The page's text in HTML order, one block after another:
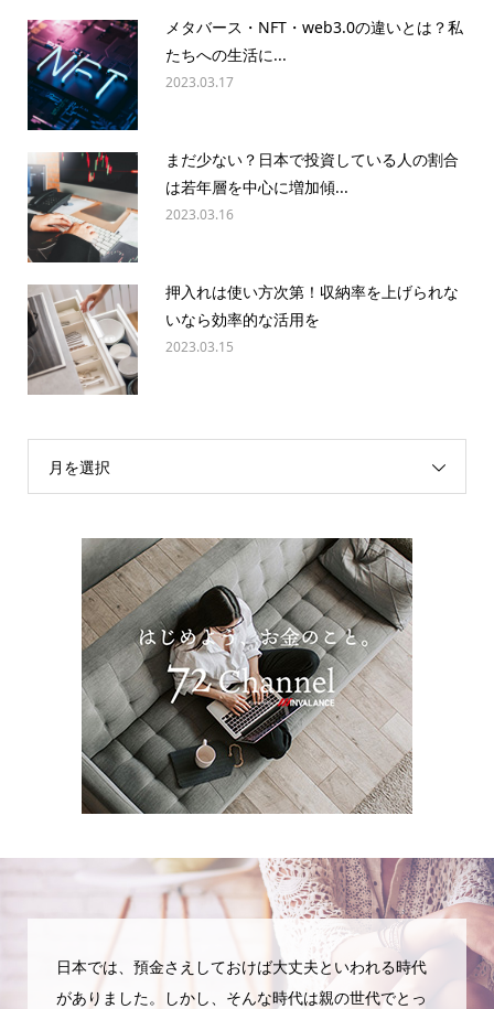
メタバース・NFT・web3.0の違いとは？私
たちへの生活に...
2023.03.17
まだ少ない？日本で投資している人の割合
は若年層を中心に増加傾...
2023.03.16
押入れは使い方次第！収納率を上げられな
いなら効率的な活用を
2023.03.15
月を選択
日本では、預金さえしておけば大丈夫といわれる時代
がありました。しかし、そんな時代は親の世代でとっ